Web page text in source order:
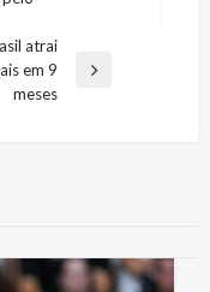
atrai
em 9
meses